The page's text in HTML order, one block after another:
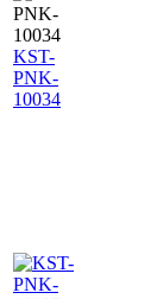
KST-
PNK-
10034